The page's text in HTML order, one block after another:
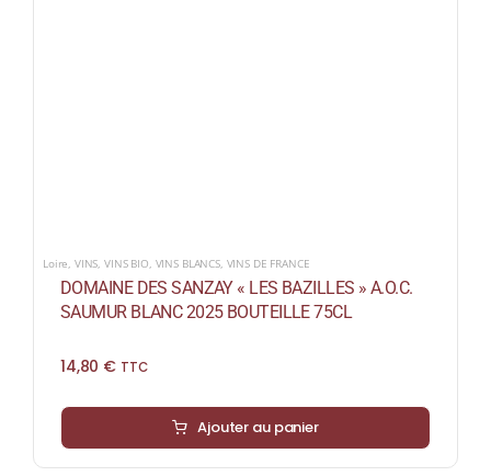
Loire VINS ,VINS BIO VINS BLANCS, VINS DE FRANCE
DOMAINE DES SANZAY « LES BAZILLES » A.O.C.
SAUMUR BLANC 2025 BOUTEILLE 75CL
14,80 € TTC
Ajouter au panier